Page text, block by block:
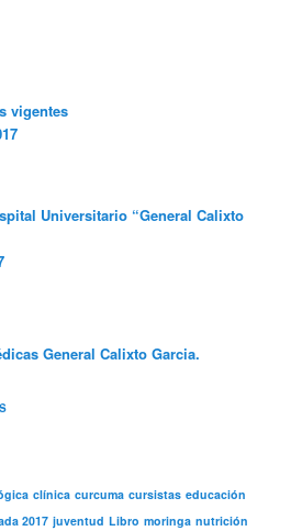
vigentes
Universitario “General Calixto
General Calixto Garcia.
clínica curcuma cursistas educación
2017 juventud Libro moringa nutrición